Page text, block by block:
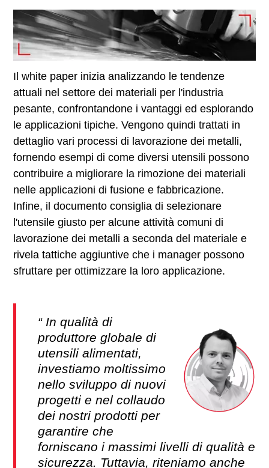
Il white paper inizia analizzando le tendenze
attuali nel settore dei materiali per l'industria
pesante, confrontandone i vantaggi ed esplorando
le applicazioni tipiche. Vengono quindi trattati in
dettaglio vari processi di lavorazione dei metalli,
fornendo esempi di come diversi utensili possono
contribuire a migliorare la rimozione dei materiali
nelle applicazioni di fusione e fabbricazione.
Infine, il documento consiglia di selezionare
l'utensile giusto per alcune attività comuni di
lavorazione dei metalli a seconda del materiale e
rivela tattiche aggiuntive che i manager possono
sfruttare per ottimizzare la loro applicazione.
In qualità di
produttore globale di
utensili alimentati,
investiamo moltissimo
nello sviluppo di nuovi
progetti e nel collaudo
dei nostri prodotti per
garantire che
forniscano i massimi livelli di qualità e
sicurezza. Tuttavia, riteniamo anche